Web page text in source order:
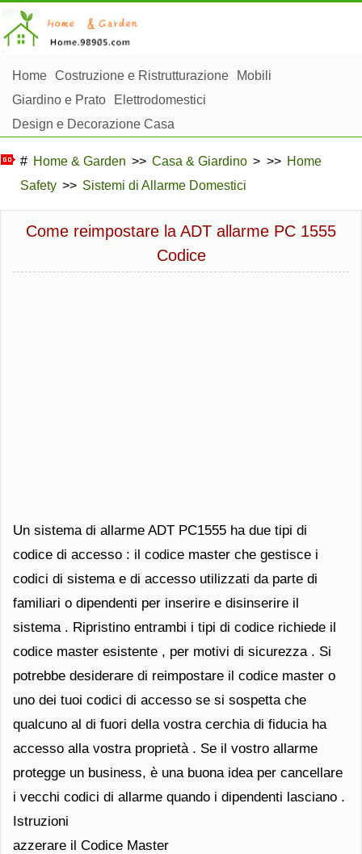
Home Costruzione e Ristrutturazione
Mobili
Giardino e Prato
Elettrodomestici
Design e Decorazione Casa
Paesaggistica e Costruzioni Esterne
# Home & Garden >> Casa & Giardino > >> Home
Safety >> Sistemi di Allarme Domestici
Come reimpostare la ADT allarme PC 1555
Codice
Un sistema di allarme ADT PC1555 ha due tipi di
codice di accesso : il codice master che gestisce i
codici di sistema e di accesso utilizzati da parte di
familiari o dipendenti per inserire e disinserire il
sistema . Ripristino entrambi i tipi di codice richiede il
codice master esistente , per motivi di sicurezza . Si
potrebbe desiderare di reimpostare il codice master o
uno dei tuoi codici di accesso se si sospetta che
qualcuno al di fuori della vostra cerchia di fiducia ha
accesso alla vostra proprietà . Se il vostro allarme
protegge un business, è una buona idea per cancellare
i vecchi codici di allarme quando i dipendenti lasciano .
Istruzioni
azzerare il Codice Master